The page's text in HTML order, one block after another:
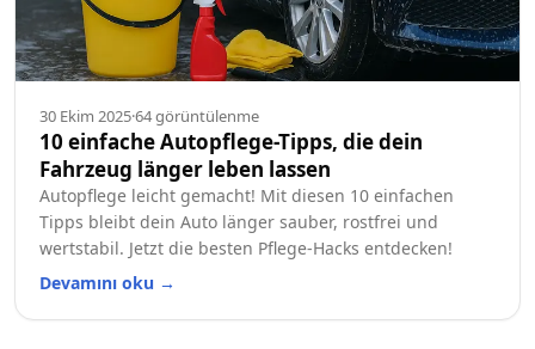
30 Ekim 2025·64görüntülenme
10 einfache Autopflege-Tipps, die dein
Fahrzeug länger leben lassen
Autopflege leicht gemacht! Mit diesen 10 einfachen
Tipps bleibt dein Auto länger sauber, rostfrei und
wertstabil. Jetzt die besten Pflege-Hacks entdecken!
Devamını oku →